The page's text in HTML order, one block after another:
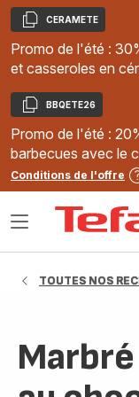
Copier
CERAMETE
Promo de l'été :
et casseroles en
Copier
BBQETE26
Promo de l'été :
barbecues avec le
Conditions de l'offre
Ouvrir
TOUTES NOS